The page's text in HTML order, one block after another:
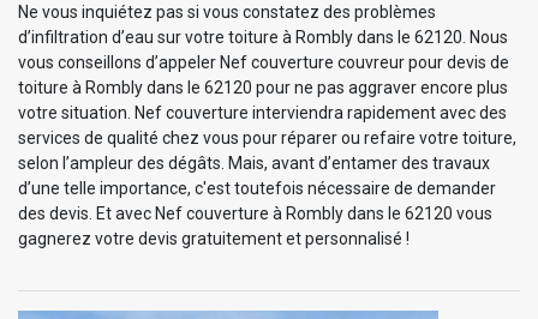
Ne vous inquiétez pas si vous constatez des problèmes
d’infiltration d’eau sur votre toiture à Rombly dans le 62120. Nous
vous conseillons d’appeler Nef couverture couvreur pour devis de
toiture à Rombly dans le 62120 pour ne pas aggraver encore plus
votre situation. Nef couverture interviendra rapidement avec des
services de qualité chez vous pour réparer ou refaire votre toiture,
selon l’ampleur des dégâts. Mais, avant d’entamer des travaux
d’une telle importance, c'est toutefois nécessaire de demander
des devis. Et avec Nef couverture à Rombly dans le 62120 vous
gagnerez votre devis gratuitement et personnalisé !